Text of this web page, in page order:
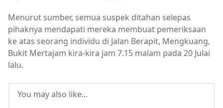
Menurut sumber, semua suspek ditahan selepas
pihaknya mendapati mereka membuat pemeriksaan
ke atas seorang individu di Jalan Berapit, Mengkuang,
Bukit Mertajam kira-kira jam 7.15 malam pada 20 Julai
lalu.
You may also like...